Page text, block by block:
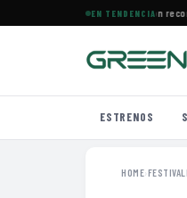
EN TENDENCIA
llegan a Prime Video con
ESTRENOS
HOME›